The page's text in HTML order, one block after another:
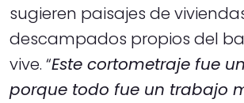
sugieren paisajes de
descampados propios del
vive. “Este cortometraje fue
porque todo fue un trabajo